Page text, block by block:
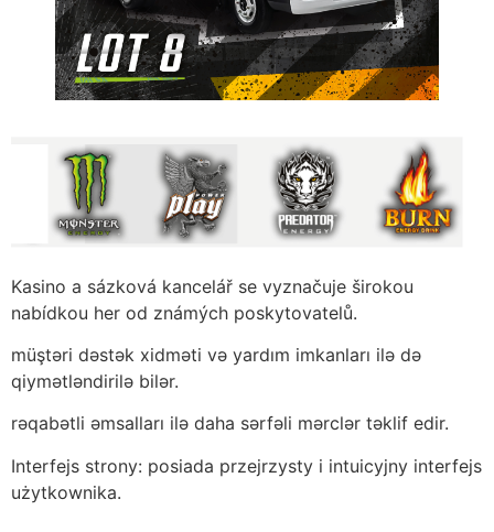
Kasino a sázková kancelář se vyznačuje širokou
nabídkou her od známých poskytovatelů.
müştəri dəstək xidməti və yardım imkanları ilə də
qiymətləndirilə bilər.
rəqabətli əmsalları ilə daha sərfəli mərclər təklif edir.
Interfejs strony: posiada przejrzysty i intuicyjny interfejs
użytkownika.